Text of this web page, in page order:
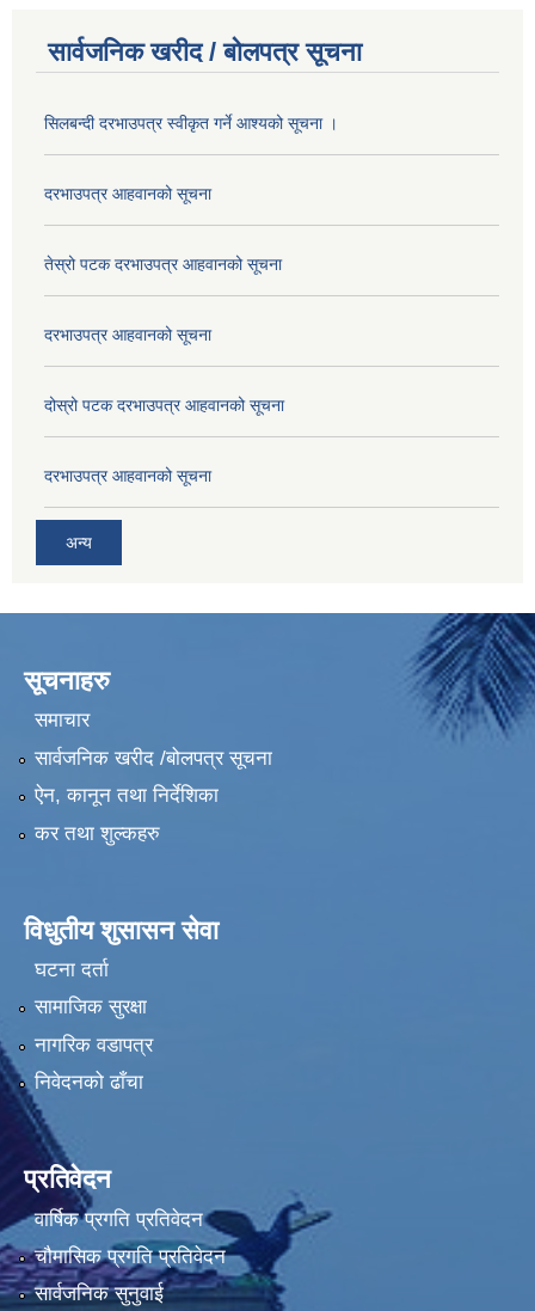
सार्वजनिक खरीद / बोलपत्र सूचना
सिलबन्दी दरभाउपत्र स्वीकृत गर्ने आश्यको सूचना ।
दरभाउपत्र आहवानको सूचना
तेस्रो पटक दरभाउपत्र आहवानको सूचना
दरभाउपत्र आहवानको सूचना
दोस्रो पटक दरभाउपत्र आहवानको सूचना
दरभाउपत्र आहवानको सूचना
अन्य
सूचनाहरु
समाचार
सार्वजनिक खरीद /बोलपत्र सूचना
ऐन, कानून तथा निर्देशिका
कर तथा शुल्कहरु
विधुतीय शुसासन सेवा
घटना दर्ता
सामाजिक सुरक्षा
नागरिक वडापत्र
निवेदनको ढाँचा
प्रतिवेदन
वार्षिक प्रगति प्रतिवेदन
चौमासिक प्रगति प्रतिवेदन
सार्वजनिक सुनुवाई